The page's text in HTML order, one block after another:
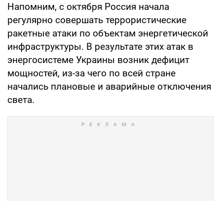
Напомним, с октября Россия начала
регулярно совершать террористические
ракетные атаки по объектам энергетической
инфраструктуры. В результате этих атак в
энергосистеме Украины возник дефицит
мощностей, из-за чего по всей стране
начались плановые и аварийные отключения
света.